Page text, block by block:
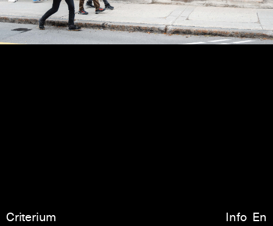
Criterium Info En